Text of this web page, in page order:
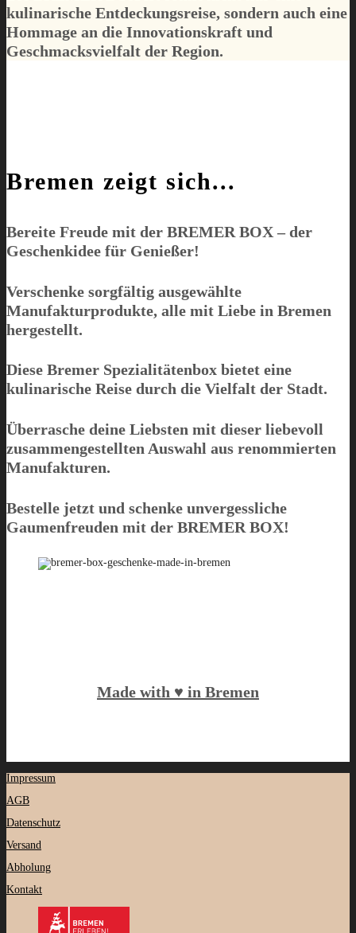
kulinarische Entdeckungsreise, sondern auch eine
Hommage an die Innovationskraft und
Geschmacksvielfalt der Region.
Bremen zeigt sich...
Bereite Freude mit der BREMER BOX– der
Geschenkidee für Genießer!
Verschenke sorgfältig ausgewählte
Manufakturprodukte, alle mit Liebe in Bremen
hergestellt.
Diese Bremer Spezialitätenbox bietet eine
kulinarische Reise durch die Vielfalt der Stadt.
Überrasche deine Liebsten mit dieser liebevoll
zusammengestellten Auswahl aus renommierten
Manufakturen.
Bestelle jetzt und schenke unvergessliche
Gaumenfreuden mit der BREMER BOX!
Made with ♥️ in Bremen
Impressum
AGB
Datenschutz
Versand
Abholung
Kontakt